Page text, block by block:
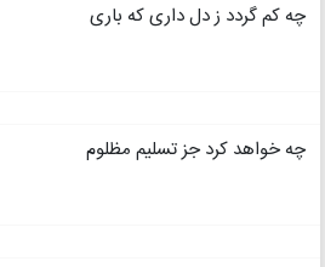
چه کم گردد ز دل داری که باری
چه خواهد کرد جز تسلیم مظلوم